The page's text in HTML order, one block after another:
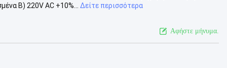
Β) 220V AC +10%...
Δείτε περισσότερα
Αφήστε μήνυμα.